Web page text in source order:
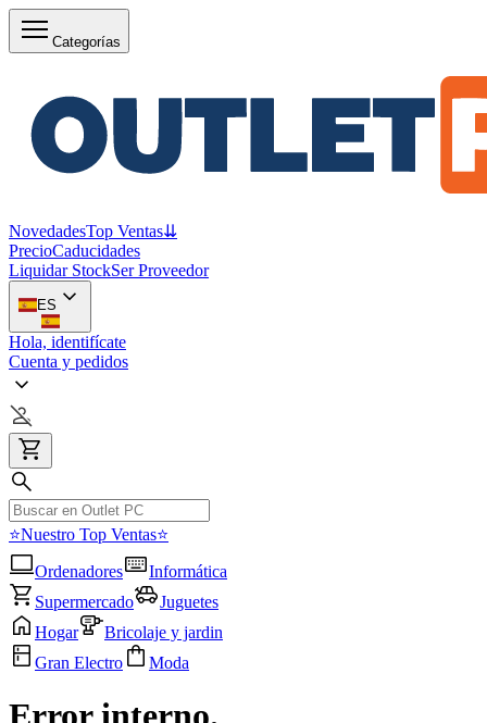
Categorías
NovedadesTop Ventas⇊
PrecioCaducidades
Liquidar StockSer Proveedor
ES
Hola, identifícate
Cuenta y pedidos
⭐Nuestro Top Ventas⭐
Ordenadores
Informática
Supermercado
Juguetes
Hogar
Bricolaje y jardin
Gran Electro
Moda